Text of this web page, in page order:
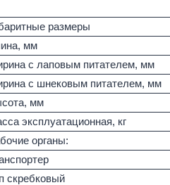
размеры
мм
с лаповым питателем, мм
с шнековым питателем, мм
мм
эксплуатационная, кг
органы:
скребковый